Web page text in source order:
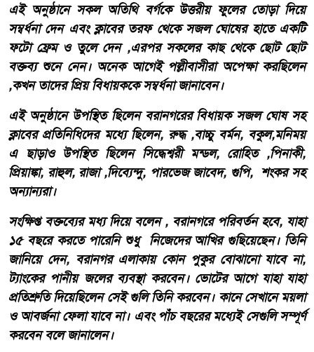
এই অনুষ্ঠানে সকল অতিথি বর্গকে উত্তরীয় ফুলের তোড়া দিয়ে
সম্বর্ধনা দেন এবং ক্লাবের তরফ থেকে সজল ঘোষের হাতে একটি
ফটো ফ্রেম ও তুলে দেন ,এরপর সকলের কাছ থেকে ছোট ছোট
বক্তব্য শুনে নেন। অনেক আগেই পল্লীবাসীরা অপেক্ষা করছিলেন
,কখন তাদের প্রিয় বিধায়ককে সম্বর্ধনা জানাবেন।
এই অনুষ্ঠানে উপস্থিত ছিলেন বরানগরের বিধায়ক সজল ঘোষ সহ
ক্লাবের প্রতিনিধিদের মধ্যে ছিলেন, রুদ্ধ ,বাচ্চু বর্মন, বকুল,মনিময়
এ ছাড়াও উপস্থিত ছিলেন সিদ্ধেশ্বরী মন্ডল, রোহিত ,পিনাকী,
প্রিয়াঙ্কা, রাহুল, রাজা ,দিব্যেন্দু, পারভেজ জাবেদ, গুপি, শংকর সহ
অন্যান্যরা।
সংক্ষিপ্ত বক্তব্যের মধ্য দিয়ে বলেন , বরানগরে পরিবর্তন হবে, যাহা
১৫ বছরে করতে পারেনি শুধু নিজেদের আখির গুছিয়েছেন। তিনি
জানিয়ে দেন, বরানগর এলাকায় কোন পুকুর বোঝানো যাবে না,
ট্যাংকের পানীয় জলের ব্যবস্থা করবেন। ভোটের আগে যাহা যাহা
প্রতিশ্রুতি দিয়েছিলেন সেই গুলি তিনি করবেন। কানে সেখানে ময়লা
ও আবর্জনা ফেলা যাবে না। এবং পাঁচ বছরের মধ্যেই সেগুলি সম্পূর্ণ
করবেন বলে জানালেন।